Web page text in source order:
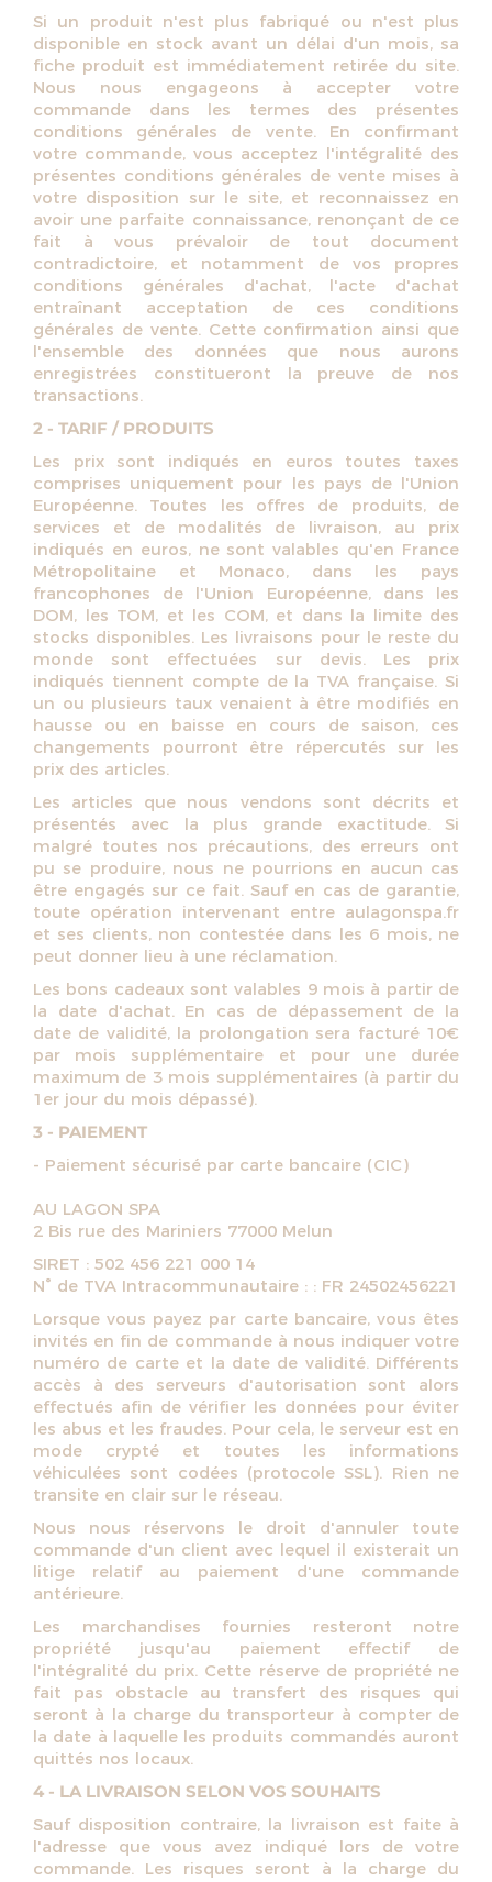
Si un produit n'est plus fabriqué ou n'est plus
disponible en stock avant un délai d'un mois, sa
fiche produit est immédiatement retirée du site.
Nous nous engageons à accepter votre
commande dans les termes des présentes
conditions générales de vente. En confirmant
votre commande, vous acceptez l'intégralité des
présentes conditions générales de vente mises à
votre disposition sur le site, et reconnaissez en
avoir une parfaite connaissance, renonçant de ce
fait à vous prévaloir de tout document
contradictoire, et notamment de vos propres
conditions générales d'achat, l'acte d'achat
entraînant acceptation de ces conditions
générales de vente. Cette confirmation ainsi que
l'ensemble des données que nous aurons
enregistrées constitueront la preuve de nos
transactions.
2 - TARIF / PRODUITS
Les prix sont indiqués en euros toutes taxes
comprises uniquement pour les pays de l'Union
Européenne. Toutes les offres de produits, de
services et de modalités de livraison, au prix
indiqués en euros, ne sont valables qu'en France
Métropolitaine et Monaco, dans les pays
francophones de l'Union Européenne, dans les
DOM, les TOM, et les COM, et dans la limite des
stocks disponibles. Les livraisons pour le reste du
monde sont effectuées sur devis. Les prix
indiqués tiennent compte de la TVA française. Si
un ou plusieurs taux venaient à être modifiés en
hausse ou en baisse en cours de saison, ces
changements pourront être répercutés sur les
prix des articles.
Les articles que nous vendons sont décrits et
présentés avec la plus grande exactitude. Si
malgré toutes nos précautions, des erreurs ont
pu se produire, nous ne pourrions en aucun cas
être engagés sur ce fait. Sauf en cas de garantie,
toute opération intervenant entre aulagonspa.fr
et ses clients, non contestée dans les 6 mois, ne
peut donner lieu à une réclamation.
Les bons cadeaux sont valables 9 mois à partir de
la date d'achat. En cas de dépassement de la
date de validité, la prolongation sera facturé 10€
par mois supplémentaire et pour une durée
maximum de 3 mois supplémentaires (à partir du
1er jour du mois dépassé).
3 - PAIEMENT
- Paiement sécurisé par carte bancaire (CIC)
AU LAGON SPA
2 Bis rue des Mariniers 77000 Melun
SIRET : 502 456 221 000 14
N° de TVA Intracommunautaire : : FR 24502456221
Lorsque vous payez par carte bancaire, vous êtes
invités en fin de commande à nous indiquer votre
numéro de carte et la date de validité. Différents
accès à des serveurs d'autorisation sont alors
effectués afin de vérifier les données pour éviter
les abus et les fraudes. Pour cela, le serveur est en
mode crypté et toutes les informations
véhiculées sont codées (protocole SSL). Rien ne
transite en clair sur le réseau.
Nous nous réservons le droit d'annuler toute
commande d'un client avec lequel il existerait un
litige relatif au paiement d'une commande
antérieure.
Les marchandises fournies resteront notre
propriété jusqu'au paiement effectif de
l'intégralité du prix. Cette réserve de propriété ne
fait pas obstacle au transfert des risques qui
seront à la charge du transporteur à compter de
la date à laquelle les produits commandés auront
quittés nos locaux.
4 - LA LIVRAISON SELON VOS SOUHAITS
Sauf disposition contraire, la livraison est faite à
l'adresse que vous avez indiqué lors de votre
commande. Les risques seront à la charge du